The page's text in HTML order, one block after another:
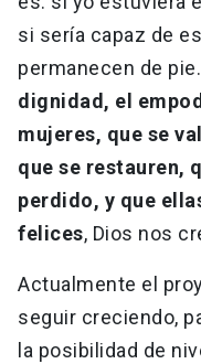
si sería capaz de
permanecen de pie.
dignidad, el
mujeres, que se
que se restauren,
perdido, y que
felices, Dios nos
Actualmente el
seguir creciendo,
la posibilidad de